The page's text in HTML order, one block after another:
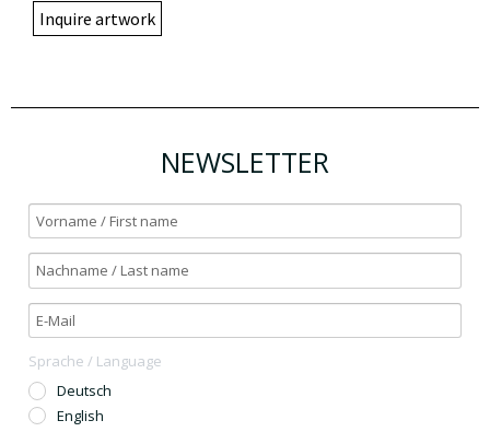
Inquire artwork
NEWSLETTER
Sprache / Language
Deutsch
English